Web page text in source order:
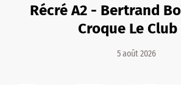
Récré A2 - Bertrand
Croque Le Club
5 août 2026